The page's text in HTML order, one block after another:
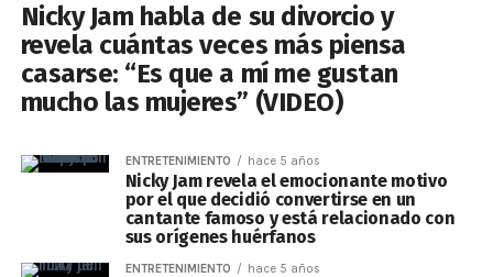
Nicky Jam habla de su divorcio y
revela cuántas veces más piensa
casarse: “Es que a mí me gustan
mucho las mujeres” (VIDEO)
ENTRETENIMIENTO hace 5 años
Nicky Jam revela el emocionante motivo
por el que decidió convertirse en un
cantante famoso y está relacionado con
sus orígenes huérfanos
ENTRETENIMIENTO hace 5 años